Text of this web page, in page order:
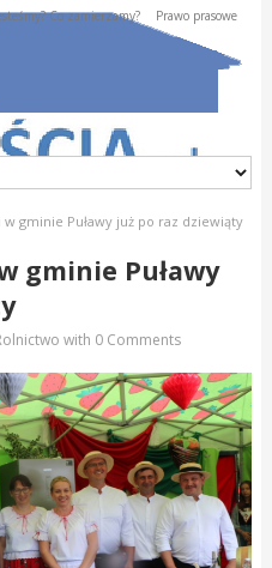
Co zamierzamy? Prawo prasowe
gminie Puławy już po raz dziewiąty
gminie Puławy
with 0 Comments